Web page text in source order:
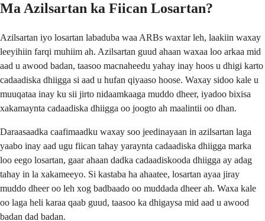
Ma Azilsartan ka Fiican Losartan?
Azilsartan iyo losartan labaduba waa ARBs waxtar leh, laakiin waxay
leeyihiin farqi muhiim ah. Azilsartan guud ahaan waxaa loo arkaa mid
aad u awood badan, taasoo macnaheedu yahay inay hoos u dhigi karto
cadaadiska dhiigga si aad u hufan qiyaaso hoose. Waxay sidoo kale u
muuqataa inay ku sii jirto nidaamkaaga muddo dheer, iyadoo bixisa
xakamaynta cadaadiska dhiigga oo joogto ah maalintii oo dhan.
Daraasaadka caafimaadku waxay soo jeedinayaan in azilsartan laga
yaabo inay aad ugu fiican tahay yaraynta cadaadiska dhiigga marka
loo eego losartan, gaar ahaan dadka cadaadiskooda dhiigga ay adag
tahay in la xakameeyo. Si kastaba ha ahaatee, losartan ayaa jiray
muddo dheer oo leh xog badbaado oo muddada dheer ah. Waxa kale
oo laga heli karaa qaab guud, taasoo ka dhigaysa mid aad u awood
badan dad badan.